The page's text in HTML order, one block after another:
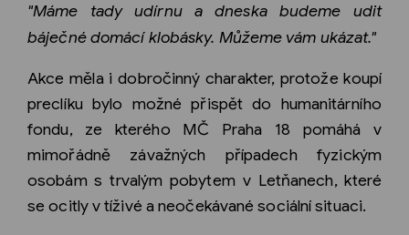
"Máme tady udírnu a dneska budeme udit
báječné domácí klobásky. Můžeme vám ukázat."
Akce měla i dobročinný charakter, protože koupí
preclíku bylo možné přispět do humanitárního
fondu, ze kterého MČ Praha 18 pomáhá v
mimořádně závažných případech fyzickým
osobám s trvalým pobytem v Letňanech, které
se ocitly v tíživé a neočekávané sociální situaci.